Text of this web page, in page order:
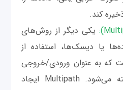
کند.
یکی دیگر از روش‌های
یا دیسک‌ها، استفاده از
که به عنوان ورودی/خروجی
چند مسیری نیز شناخته می‌شود. Multipath ایجاد